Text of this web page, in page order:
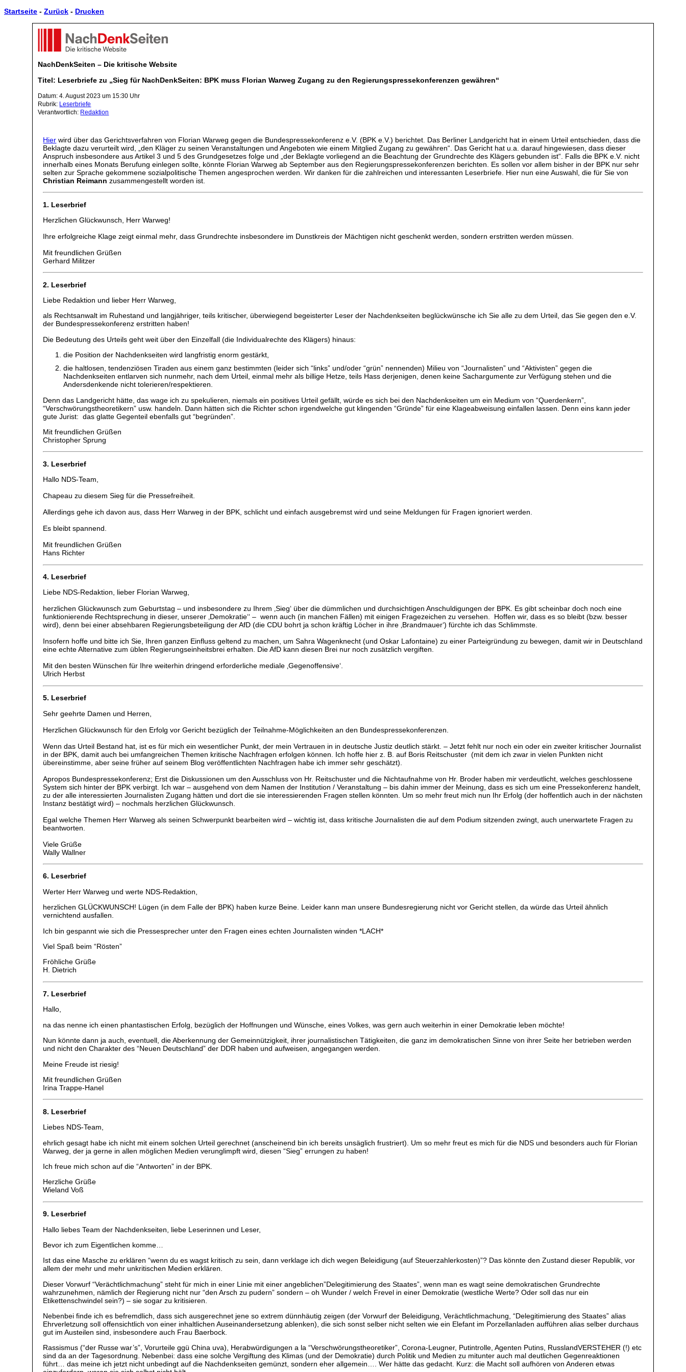
Startseite - Zurück - Drucken
NachDenkSeiten – Die kritische Website
Titel: Leserbriefe zu „Sieg für NachDenkSeiten: BPK muss Florian Warweg Zugang zu den Regierungspressekonferenzen gewähren“
Datum: 4. August 2023 um 15:30 Uhr
Rubrik: Leserbriefe
Verantwortlich: Redaktion
Hier wird über das Gerichtsverfahren von Florian Warweg gegen die Bundespressekonferenz e.V. (BPK e.V.) berichtet. Das Berliner Landgericht hat in einem Urteil entschieden, dass die
Beklagte dazu verurteilt wird, „den Kläger zu seinen Veranstaltungen und Angeboten wie einem Mitglied Zugang zu gewähren“. Das Gericht hat u.a. darauf hingewiesen, dass dieser
Anspruch insbesondere aus Artikel 3 und 5 des Grundgesetzes folge und „der Beklagte vorliegend an die Beachtung der Grundrechte des Klägers gebunden ist“. Falls die BPK e.V. nicht
innerhalb eines Monats Berufung einlegen sollte, könnte Florian Warweg ab September aus den Regierungspressekonferenzen berichten. Es sollen vor allem bisher in der BPK nur sehr
selten zur Sprache gekommene sozialpolitische Themen angesprochen werden. Wir danken für die zahlreichen und interessanten Leserbriefe. Hier nun eine Auswahl, die für Sie von
Christian Reimann zusammengestellt worden ist.
1. Leserbrief
Herzlichen Glückwunsch, Herr Warweg!
Ihre erfolgreiche Klage zeigt einmal mehr, dass Grundrechte insbesondere im Dunstkreis der Mächtigen nicht geschenkt werden, sondern erstritten werden müssen.
Mit freundlichen Grüßen
Gerhard Militzer
2. Leserbrief
Liebe Redaktion und lieber Herr Warweg,
als Rechtsanwalt im Ruhestand und langjähriger, teils kritischer, überwiegend begeisterter Leser der Nachdenkseiten beglückwünsche ich Sie alle zu dem Urteil, das Sie gegen den e.V.
der Bundespressekonferenz erstritten haben!
Die Bedeutung des Urteils geht weit über den Einzelfall (die Individualrechte des Klägers) hinaus:
die Position der Nachdenkseiten wird langfristig enorm gestärkt,
die haltlosen, tendenziösen Tiraden aus einem ganz bestimmten (leider sich “links” und/oder “grün” nennenden) Milieu von “Journalisten” und “Aktivisten” gegen die
Nachdenkseiten entlarven sich nunmehr, nach dem Urteil, einmal mehr als billige Hetze, teils Hass derjenigen, denen keine Sachargumente zur Verfügung stehen und die
Andersdenkende nicht tolerieren/respektieren.
Denn das Landgericht hätte, das wage ich zu spekulieren, niemals ein positives Urteil gefällt, würde es sich bei den Nachdenkseiten um ein Medium von “Querdenkern”,
“Verschwörungstheoretikern” usw. handeln. Dann hätten sich die Richter schon irgendwelche gut klingenden “Gründe” für eine Klageabweisung einfallen lassen. Denn eins kann jeder
gute Jurist: das glatte Gegenteil ebenfalls gut “begründen”.
Mit freundlichen Grüßen
Christopher Sprung
3. Leserbrief
Hallo NDS-Team,
Chapeau zu diesem Sieg für die Pressefreiheit.
Allerdings gehe ich davon aus, dass Herr Warweg in der BPK, schlicht und einfach ausgebremst wird und seine Meldungen für Fragen ignoriert werden.
Es bleibt spannend.
Mit freundlichen Grüßen
Hans Richter
4. Leserbrief
Liebe NDS-Redaktion, lieber Florian Warweg,
herzlichen Glückwunsch zum Geburtstag – und insbesondere zu Ihrem ‚Sieg‘ über die dümmlichen und durchsichtigen Anschuldigungen der BPK. Es gibt scheinbar doch noch eine
funktionierende Rechtsprechung in dieser, unserer ‚Demokratie‘‘ – wenn auch (in manchen Fällen) mit einigen Fragezeichen zu versehen. Hoffen wir, dass es so bleibt (bzw. besser
wird), denn bei einer absehbaren Regierungsbeteiligung der AfD (die CDU bohrt ja schon kräftig Löcher in ihre ‚Brandmauer‘) fürchte ich das Schlimmste.
Insofern hoffe und bitte ich Sie, Ihren ganzen Einfluss geltend zu machen, um Sahra Wagenknecht (und Oskar Lafontaine) zu einer Parteigründung zu bewegen, damit wir in Deutschland
eine echte Alternative zum üblen Regierungseinheitsbrei erhalten. Die AfD kann diesen Brei nur noch zusätzlich vergiften.
Mit den besten Wünschen für Ihre weiterhin dringend erforderliche mediale ‚Gegenoffensive‘.
Ulrich Herbst
5. Leserbrief
Sehr geehrte Damen und Herren,
Herzlichen Glückwunsch für den Erfolg vor Gericht bezüglich der Teilnahme-Möglichkeiten an den Bundespressekonferenzen.
Wenn das Urteil Bestand hat, ist es für mich ein wesentlicher Punkt, der mein Vertrauen in in deutsche Justiz deutlich stärkt. – Jetzt fehlt nur noch ein oder ein zweiter kritischer Journalist
in der BPK, damit auch bei umfangreichen Themen kritische Nachfragen erfolgen können. Ich hoffe hier z. B. auf Boris Reitschuster (mit dem ich zwar in vielen Punkten nicht
übereinstimme, aber seine früher auf seinem Blog veröffentlichten Nachfragen habe ich immer sehr geschätzt).
Apropos Bundespressekonferenz; Erst die Diskussionen um den Ausschluss von Hr. Reitschuster und die Nichtaufnahme von Hr. Broder haben mir verdeutlicht, welches geschlossene
System sich hinter der BPK verbirgt. Ich war – ausgehend von dem Namen der Institution / Veranstaltung – bis dahin immer der Meinung, dass es sich um eine Pressekonferenz handelt,
zu der alle interessierten Journalisten Zugang hätten und dort die sie interessierenden Fragen stellen könnten. Um so mehr freut mich nun Ihr Erfolg (der hoffentlich auch in der nächsten
Instanz bestätigt wird) – nochmals herzlichen Glückwunsch.
Egal welche Themen Herr Warweg als seinen Schwerpunkt bearbeiten wird – wichtig ist, dass kritische Journalisten die auf dem Podium sitzenden zwingt, auch unerwartete Fragen zu
beantworten.
Viele Grüße
Wally Wallner
6. Leserbrief
Werter Herr Warweg und werte NDS-Redaktion,
herzlichen GLÜCKWUNSCH! Lügen (in dem Falle der BPK) haben kurze Beine. Leider kann man unsere Bundesregierung nicht vor Gericht stellen, da würde das Urteil ähnlich
vernichtend ausfallen.
Ich bin gespannt wie sich die Pressesprecher unter den Fragen eines echten Journalisten winden *LACH*
Viel Spaß beim “Rösten”
Fröhliche Grüße
H. Dietrich
7. Leserbrief
Hallo,
na das nenne ich einen phantastischen Erfolg, bezüglich der Hoffnungen und Wünsche, eines Volkes, was gern auch weiterhin in einer Demokratie leben möchte!
Nun könnte dann ja auch, eventuell, die Aberkennung der Gemeinnützigkeit, ihrer journalistischen Tätigkeiten, die ganz im demokratischen Sinne von ihrer Seite her betrieben werden
und nicht den Charakter des “Neuen Deutschland” der DDR haben und aufweisen, angegangen werden.
Meine Freude ist riesig!
Mit freundlichen Grüßen
Irina Trappe-Hanel
8. Leserbrief
Liebes NDS-Team,
ehrlich gesagt habe ich nicht mit einem solchen Urteil gerechnet (anscheinend bin ich bereits unsäglich frustriert). Um so mehr freut es mich für die NDS und besonders auch für Florian
Warweg, der ja gerne in allen möglichen Medien verunglimpft wird, diesen “Sieg” errungen zu haben!
Ich freue mich schon auf die “Antworten” in der BPK.
Herzliche Grüße
Wieland Voß
9. Leserbrief
Hallo liebes Team der Nachdenkseiten, liebe Leserinnen und Leser,
Bevor ich zum Eigentlichen komme…
Ist das eine Masche zu erklären “wenn du es wagst kritisch zu sein, dann verklage ich dich wegen Beleidigung (auf Steuerzahlerkosten)”? Das könnte den Zustand dieser Republik, vor
allem der mehr und mehr unkritischen Medien erklären.
Dieser Vorwurf “Verächtlichmachung” steht für mich in einer Linie mit einer angeblichen”Delegitimierung des Staates”, wenn man es wagt seine demokratischen Grundrechte
wahrzunehmen, nämlich der Regierung nicht nur “den Arsch zu pudern” sondern – oh Wunder / welch Frevel in einer Demokratie (westliche Werte? Oder soll das nur ein
Etikettenschwindel sein?) – sie sogar zu kritisieren.
Nebenbei finde ich es befremdlich, dass sich ausgerechnet jene so extrem dünnhäutig zeigen (der Vorwurf der Beleidigung, Verächtlichmachung, “Delegitimierung des Staates” alias
Ehrverletzung soll offensichtlich von einer inhaltlichen Auseinandersetzung ablenken), die sich sonst selber nicht selten wie ein Elefant im Porzellanladen aufführen alias selber durchaus
gut im Austeilen sind, insbesondere auch Frau Baerbock.
Rassismus (“der Russe war’s”, Vorurteile ggü China uva), Herabwürdigungen a la “Verschwörungstheoretiker”, Corona-Leugner, Putintrolle, Agenten Putins, RusslandVERSTEHER (!) etc
sind da an der Tagesordnung. Nebenbei: dass eine solche Vergiftung des Klimas (und der Demokratie) durch Politik und Medien zu mitunter auch mal deutlichen Gegenreaktionen
führt… das meine ich jetzt nicht unbedingt auf die Nachdenkseiten gemünzt, sondern eher allgemein…. Wer hätte das gedacht. Kurz: die Macht soll aufhören von Anderen etwas